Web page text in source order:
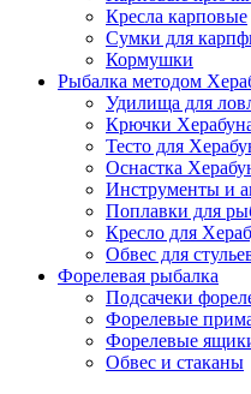
Кресла карповые
Сумки для
Кормушки
Рыбалка методом
Удилища для
Крючки
Тесто для
Оснастка
Инструменты и
Поплавки для
Кресло для
Обвес для
Форелевая рыбалка
Подсачеки
Форелевые
Форелевые
Обвес и стаканы